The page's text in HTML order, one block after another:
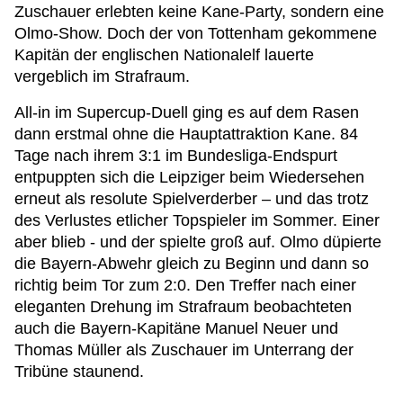
Zuschauer erlebten keine Kane-Party, sondern eine
Olmo-Show. Doch der von Tottenham gekommene
Kapitän der englischen Nationalelf lauerte
vergeblich im Strafraum.
All-in im Supercup-Duell ging es auf dem Rasen
dann erstmal ohne die Hauptattraktion Kane. 84
Tage nach ihrem 3:1 im Bundesliga-Endspurt
entpuppten sich die Leipziger beim Wiedersehen
erneut als resolute Spielverderber – und das trotz
des Verlustes etlicher Topspieler im Sommer. Einer
aber blieb - und der spielte groß auf. Olmo düpierte
die Bayern-Abwehr gleich zu Beginn und dann so
richtig beim Tor zum 2:0. Den Treffer nach einer
eleganten Drehung im Strafraum beobachteten
auch die Bayern-Kapitäne Manuel Neuer und
Thomas Müller als Zuschauer im Unterrang der
Tribüne staunend.